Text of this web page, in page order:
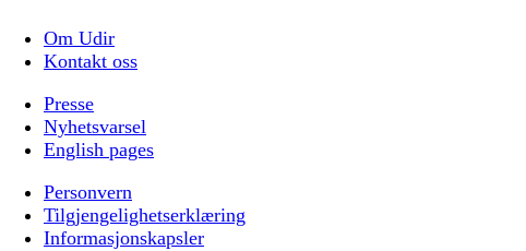
Om Udir
Kontakt oss
Presse
Nyhetsvarsel
English pages
Personvern
Tilgjengelighetserklæring
Informasjonskapsler